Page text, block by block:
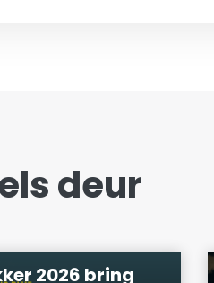
deur
2026 bring